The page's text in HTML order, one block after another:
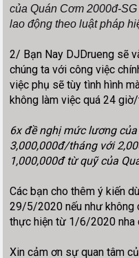
của Quán Cơm 2000đ-
lao động theo luật pháp
2/ Bạn Nay DJDrueng sẽ
chúng ta với công việc
việc phụ sẽ tùy tình hình
không làm việc quá 24
6x đề nghị mức lương
3,000,000đ/tháng với
1,000,000đ từ quỹ của
Các bạn cho thêm ý kiến
29/5/2020 nếu như không
thực hiện từ 1/6/2020 nha
Xin cảm ơn sự quan tâm